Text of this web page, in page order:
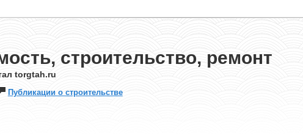
строительство, ремонт
torgtah.ru
Публикации о строительстве